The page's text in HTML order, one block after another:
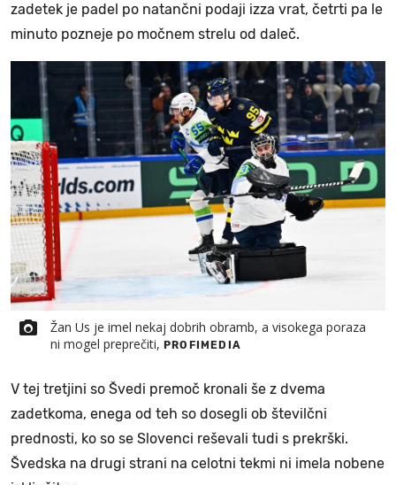
zadetek je padel po natančni podaji izza vrat, četrti pa le
minuto pozneje po močnem strelu od daleč.
Žan Us je imel nekaj dobrih obramb, a visokega poraza
ni mogel preprečiti, PROFIMEDIA
V tej tretjini so Švedi premoč kronali še z dvema
zadetkoma, enega od teh so dosegli ob številčni
prednosti, ko so se Slovenci reševali tudi s prekrški.
Švedska na drugi strani na celotni tekmi ni imela nobene